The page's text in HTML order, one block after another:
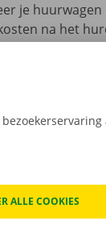
je huurwagen
na het
ALLE COOKIES